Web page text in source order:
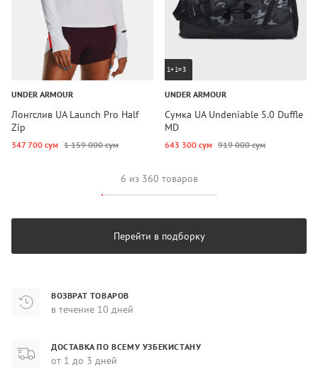
UNDER ARMOUR
Лонгслив UA Launch Pro Half
Zip
347 700 сум 1 159 000 сум
1+1=3
UNDER ARMOUR
Сумка UA Undeniable 5.0 Duffle
MD
643 300 сум 919 000 сум
6 из 360 товаров
Перейти в подборку
ВОЗВРАТ ТОВАРОВ
в течение 10 дней
ДОСТАВКА ПО ВСЕМУ УЗБЕКИСТАНУ
от 1 до 3 дней